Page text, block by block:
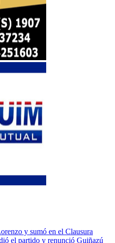
y sumó en el Clausura
el partido y renunció Guiñazú